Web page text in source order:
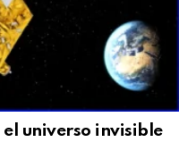
el universo invisible